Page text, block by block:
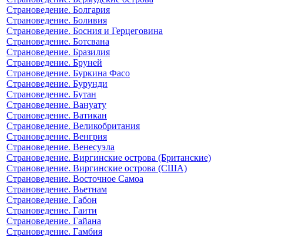
Страноведение. Болгария
Страноведение. Боливия
Страноведение. Босния и Герцеговина
Страноведение. Ботсвана
Страноведение. Бразилия
Страноведение. Бруней
Страноведение. Буркина Фасо
Страноведение. Бурунди
Страноведение. Бутан
Страноведение. Вануату
Страноведение. Ватикан
Страноведение. Великобритания
Страноведение. Венгрия
Страноведение. Венесуэла
Страноведение. Виргинские острова (Британские)
Страноведение. Виргинские острова (США)
Страноведение. Восточное Самоа
Страноведение. Вьетнам
Страноведение. Габон
Страноведение. Гаити
Страноведение. Гайана
Страноведение. Гамбия